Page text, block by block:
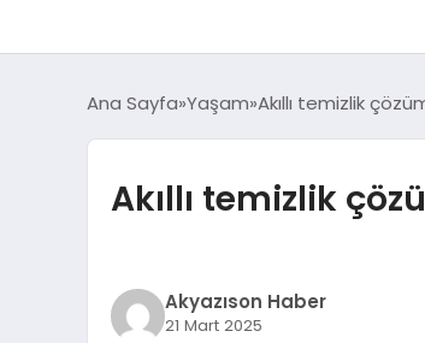
Ana Sayfa Yaşam Akıllı temizlik
Akıllı temizlik
Akyazıson Haber
21 Mart 2025